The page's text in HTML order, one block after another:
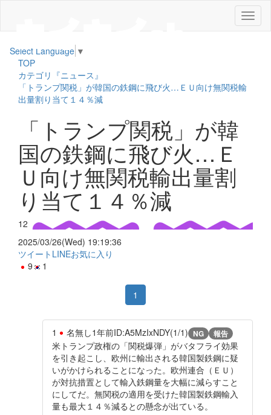
メ
ニ
Select Language ▼
TOP
カテゴリ『ニュース』
「トランプ関税」が韓国の鉄鋼に飛び火…ＥＵ向け無関税輸
出量割り当て１４％減
「トランプ関税」が韓
国の鉄鋼に飛び火…Ｅ
Ｕ向け無関税輸出量割
り当て１４％減
12
2025/03/26(Wed) 19:19:36
ツイート LINEお気に入り
9
1
1
1 名無し1年前ID:A5MzIxNDY(1/1) NG 報告
米トランプ政権の「関税爆弾」がバタフライ効果
を引き起こし、欧州に輸出される韓国製鉄鋼に疑
いがかけられることになった。欧州連合（ＥＵ）
が対抗措置として輸入鉄鋼量を大幅に減らすこと
にしてだ。無関税の適用を受けた韓国製鉄鋼輸入
量も最大１４％減るとの懸念が出ている。